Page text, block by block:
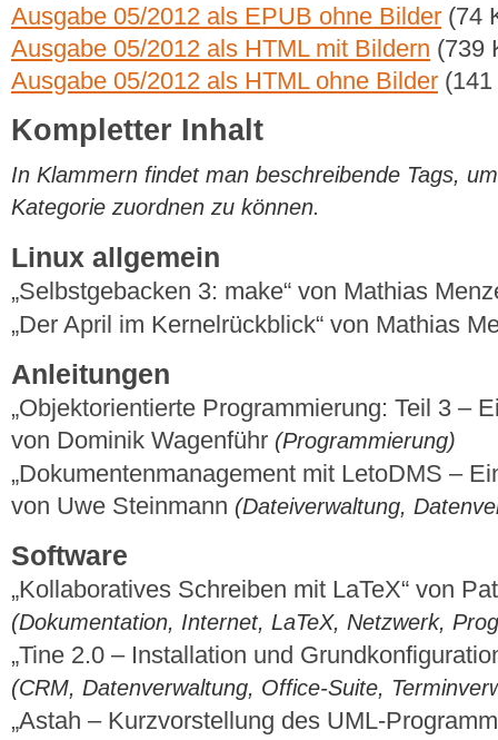
Ausgabe 05/2012 als EPUB ohne Bilder (74
Ausgabe 05/2012 als HTML mit Bildern (739
Ausgabe 05/2012 als HTML ohne Bilder
Kompletter Inhalt
In Klammern findet man beschreibende Tags,
Kategorie zuordnen zu können.
Linux allgemein
„Selbstgebacken 3: make“ von Mathias
„Der April im Kernelrückblick“ von Mathias
Anleitungen
„Objektorientierte Programmierung: Teil 3 –
von Dominik Wagenführ (Programmierung)
„Dokumentenmanagement mit LetoDMS –
von Uwe Steinmann (Dateiverwaltung,
Software
„Kollaboratives Schreiben mit LaTeX“ von
(Dokumentation, Internet, LaTeX, Netzwerk,
„Tine 2.0 – Installation und
(CRM, Datenverwaltung, Office-Suite,
„Astah – Kurzvorstellung des UML-